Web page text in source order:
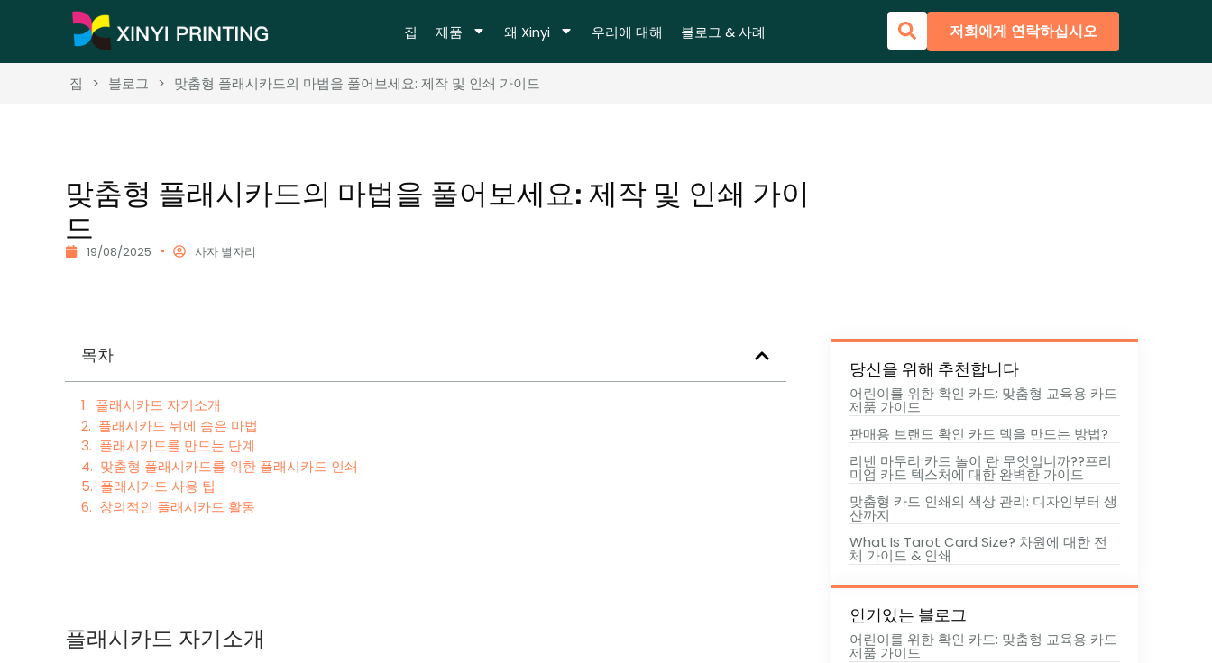
집 제품 왜 Xinyi 우리에 대해 블로그 & 사례 저희에게 연락하십시오
집 > 블로그 > 맞춤형 플래시카드의 마법을 풀어보세요: 제작 및 인쇄 가이드
맞춤형 플래시카드의 마법을 풀어보세요: 제작 및 인쇄 가이
드
19/08/2025 사자 별자리
목차
플래시카드 자기소개
플래시카드 뒤에 숨은 마법
플래시카드를 만드는 단계
맞춤형 플래시카드를 위한 플래시카드 인쇄
플래시카드 사용 팁
창의적인 플래시카드 활동
플래시카드 자기소개
당신을 위해 추천합니다
어린이를 위한 확인 카드: 맞춤형 교육용 카드
제품 가이드
판매용 브랜드 확인 카드 덱을 만드는 방법?
리넨 마무리 카드 놀이 란 무엇입니까??프리
미엄 카드 텍스처에 대한 완벽한 가이드
맞춤형 카드 인쇄의 색상 관리: 디자인부터 생
산까지
What Is Tarot Card Size? 차원에 대한 전
체 가이드 & 인쇄
인기있는 블로그
어린이를 위한 확인 카드: 맞춤형 교육용 카드
제품 가이드